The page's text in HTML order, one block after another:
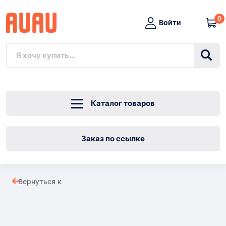
Войти
0
Каталог товаров
Заказ по ссылке
Вернуться к